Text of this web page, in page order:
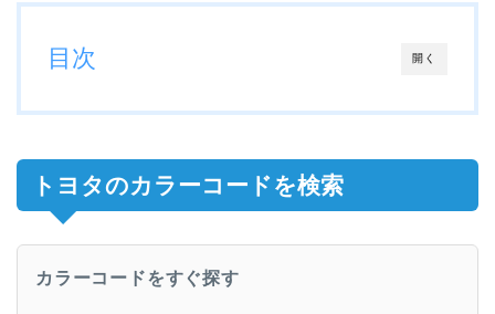
開く
目次
トヨタのカラーコードを検索
カラーコードをすぐ探す